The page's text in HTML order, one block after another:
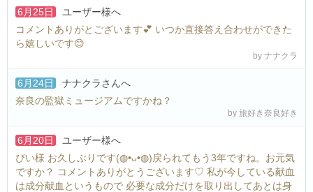
6月25日 ユーザー様へ
コメントありがとございます💕 いつか直接答え合わせができた
ら嬉しいです😊
by ナナクラ
6月24日 ナナクラさんへ
奈良の監獄ミュージアムですかね？
by 旅好き奈良好き
6月20日 ユーザー様へ
ぴい様 お久しぶりです(⁠◍⁠•⁠ᴗ⁠•⁠◍⁠)戻られてもう3年ですね。お元気
ですか？ コメントありがとうございます♡ 私が今している献血
は成分献血というもので 必要な成分だけを取り出してあとは身